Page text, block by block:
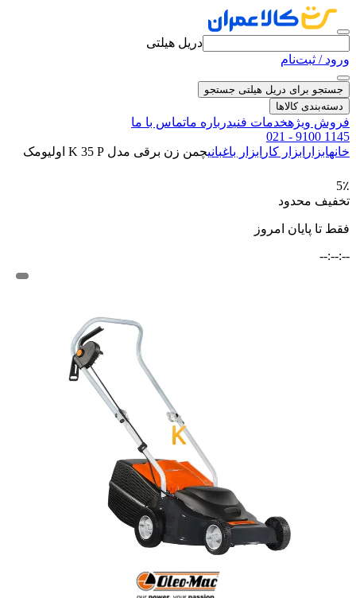
دریل هیلتی
ورود / ثبت‌نام
جستجو برای دریل هیلتی جستجو
دسته‌بندی کالاها
فروش ویژهخدمات فنیدرباره ماتماس با ما
021 - 9100 1145
خانهابزار ابزار کار ابزار باغبانیچمن زن برقی مدل K 35 P اولیومک
5٪
تخفیف محدود
فقط تا پایان امروز
--:--:--